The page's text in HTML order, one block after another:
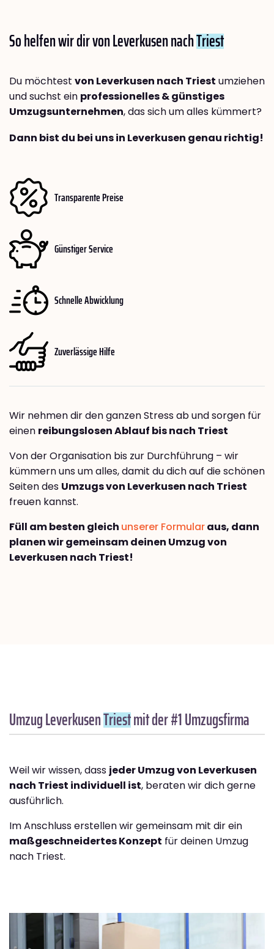
So helfen wir dir von Leverkusen nachTriest
Du möchtest von Leverkusen nach Triest umziehen
und suchst ein professionelles & günstiges
Umzugsunternehmen, das sich um alles kümmert?
Dann bist du bei uns in Leverkusen genau richtig!
Transparente Preise
Günstiger Service
Schnelle Abwicklung
Zuverlässige Hilfe
Wir nehmen dir den ganzen Stress ab und sorgen für
einen reibungslosen Ablauf bis nach Triest
Von der Organisation bis zur Durchführung – wir
kümmern uns um alles, damit du dich auf die schönen
Seiten des Umzugs von Leverkusen nach Triest
freuen kannst.
Füll am besten gleich unserer Formularaus, dann
planen wir gemeinsam deinen Umzug von
Leverkusen nach Triest!
Umzug LeverkusenTriestmit der #1 Umzugsfirma
Weil wir wissen, dass jeder Umzug von Leverkusen
nach Triest individuell ist, beraten wir dich gerne
ausführlich.
Im Anschluss erstellen wir gemeinsam mit dir ein
maßgeschneidertes Konzept für deinen Umzug
nach Triest.